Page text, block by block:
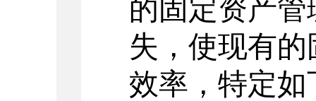
的固定资产
失，使现有
效率，特定